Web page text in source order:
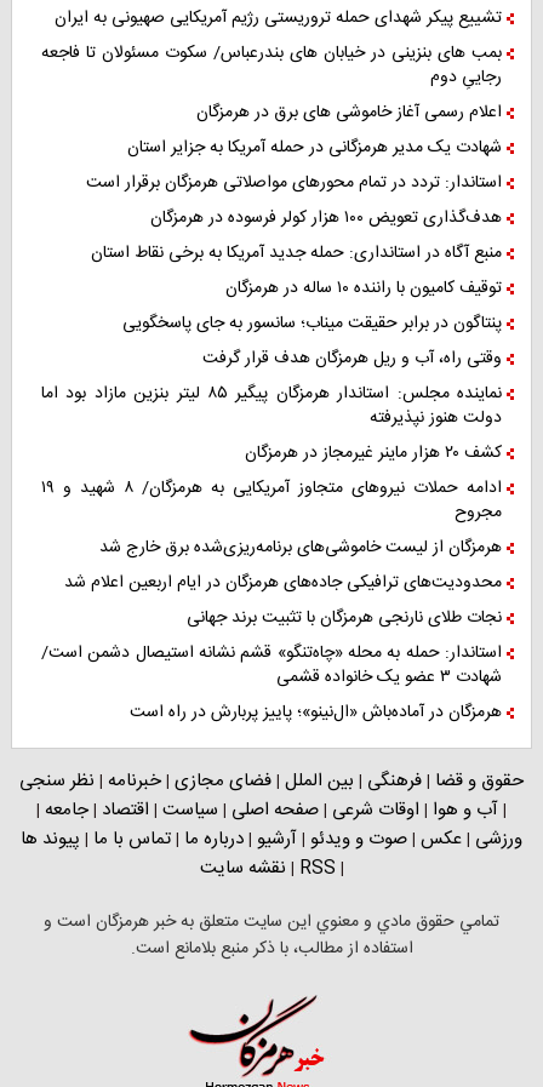
تشییع پیکر شهدای حمله تروریستی رژیم آمریکایی صهیونی به ایران
بمب های بنزینی در خیابان های بندرعباس/ سکوت مسئولان تا فاجعه
رجاییِ دوم
اعلام رسمی آغاز خاموشی های برق در هرمزگان
شهادت یک مدیر هرمزگانی در حمله آمریکا به جزایر استان
استاندار: تردد در تمام محورهای مواصلاتی هرمزگان برقرار است
هدف‌گذاری تعویض ۱۰۰ هزار کولر فرسوده در هرمزگان
منبع آگاه در استانداری: حمله جدید آمریکا به برخی نقاط استان
توقیف کامیون با راننده ۱۰ ساله در هرمزگان
پنتاگون در برابر حقیقت میناب؛ سانسور به جای پاسخگویی
وقتی راه، آب و ریل هرمزگان هدف قرار گرفت
نماینده مجلس: استاندار هرمزگان پیگیر ۸۵ لیتر بنزین مازاد بود اما
دولت هنوز نپذیرفته
کشف ۲۰ هزار ماینر غیرمجاز در هرمزگان
ادامه حملات نیروهای متجاوز آمریکایی به هرمزگان/ ۸ شهید و ۱۹
مجروح
هرمزگان از لیست خاموشی‌های برنامه‌ریزی‌شده برق خارج شد
محدودیت‌های ترافیکی جاده‌های هرمزگان در ایام اربعین اعلام شد
نجات طلای نارنجی هرمزگان با تثبیت برند جهانی
استاندار: حمله به محله «چاه‌تنگو» قشم نشانه استیصال دشمن است/
شهادت ۳ عضو یک خانواده قشمی
هرمزگان در آماده‌باش «ال‌نینو»؛ پاییز پربارش در راه است
حقوق و قضا |فرهنگی | بین الملل |فضای مجازی |خبرنامه | نظر سنجی
|آب و هوا | اوقات شرعی |صفحه اصلی | سیاست | اقتصاد |جامعه |
ورزشی |عکس |صوت و ویدئو |آرشیو |درباره ما |تماس با ما | پیوند ها
|
RSS
| نقشه سایت
تمامي حقوق مادي و معنوي اين سايت متعلق به خبر هرمزگان است و
استفاده از مطالب، با ذکر منبع بلامانع است.